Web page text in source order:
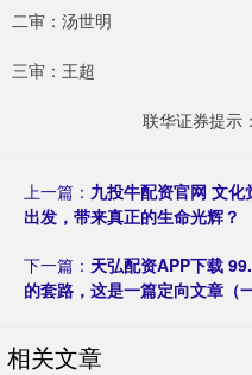
二审：汤世明
三审：王超
联华证券提示
上一篇： 九投牛配资官网 文
出发，带来真正的生命光辉？
下一篇： 天弘配资APP下载
的套路，这是一篇定向文章（一
相关文章